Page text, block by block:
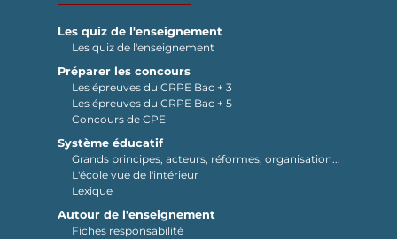
Les quiz de l'enseignement
Les quiz de l'enseignement
Préparer les concours
Les épreuves du CRPE Bac + 3
Les épreuves du CRPE Bac + 5
Concours de CPE
Système éducatif
Grands principes, acteurs, réformes, organisation...
L'école vue de l'intérieur
Lexique
Autour de l'enseignement
Fiches responsabilité